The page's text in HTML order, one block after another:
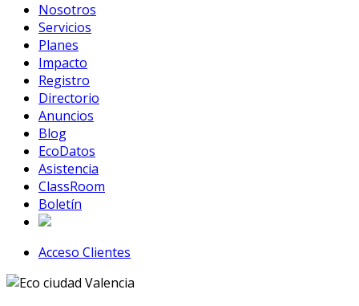
Nosotros
Servicios
Planes
Impacto
Registro
Directorio
Anuncios
Blog
EcoDatos
Asistencia
ClassRoom
Boletín
Acceso Clientes